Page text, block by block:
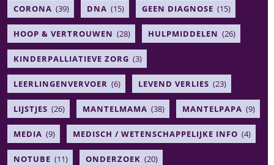
CORONA (39) DNA (15) GEEN DIAGNOSE (15)
HOOP & VERTROUWEN (28) HULPMIDDELEN (26)
KINDERPALLIATIEVE ZORG (3)
LEERLINGENVERVOER (6) LEVEND VERLIES (23)
LIJSTJES (26) MANTELMAMA (38) MANTELPAPA (9)
MEDIA (9) MEDISCH / WETENSCHAPPELIJKE INFO (4)
NOTUBE (11) ONDERZOEK (20)